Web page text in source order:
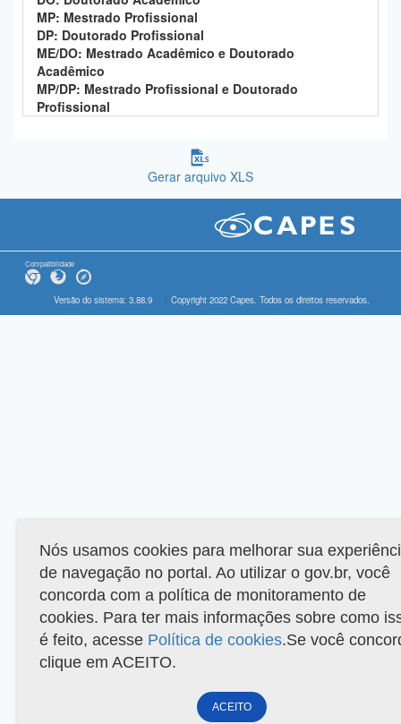
MP: Mestrado Profissional
DP: Doutorado Profissional
ME/DO: Mestrado Acadêmico e Doutorado
Acadêmico
MP/DP: Mestrado Profissional e Doutorado
Profissional
Gerar arquivo XLS
Compatibilidade
Versão do sistema: 3.88.9 Copyright 2022 Capes. Todos os direitos reservados.
Nós usamos cookies para melhorar sua
de navegação no portal. Ao utilizar o gov.br, você
concorda com a política de monitoramento de
cookies. Para ter mais informações sobre como
é feito, acesse Política de cookies.Se você
clique em ACEITO.
ACEITO